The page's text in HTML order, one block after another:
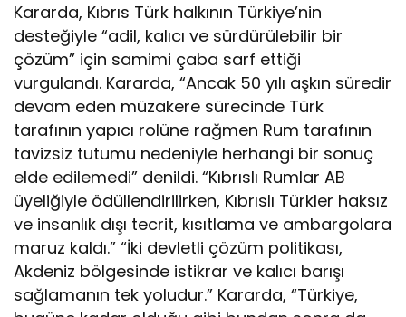
Kararda, Kıbrıs Türk halkının Türkiye’nin
desteğiyle “adil, kalıcı ve sürdürülebilir bir
çözüm” için samimi çaba sarf ettiği
vurgulandı. Kararda, “Ancak 50 yılı aşkın süredir
devam eden müzakere sürecinde Türk
tarafının yapıcı rolüne rağmen Rum tarafının
tavizsiz tutumu nedeniyle herhangi bir sonuç
elde edilemedi” denildi. “Kıbrıslı Rumlar AB
üyeliğiyle ödüllendirilirken, Kıbrıslı Türkler haksız
ve insanlık dışı tecrit, kısıtlama ve ambargolara
maruz kaldı.” “İki devletli çözüm politikası,
Akdeniz bölgesinde istikrar ve kalıcı barışı
sağlamanın tek yoludur.” Kararda, “Türkiye,